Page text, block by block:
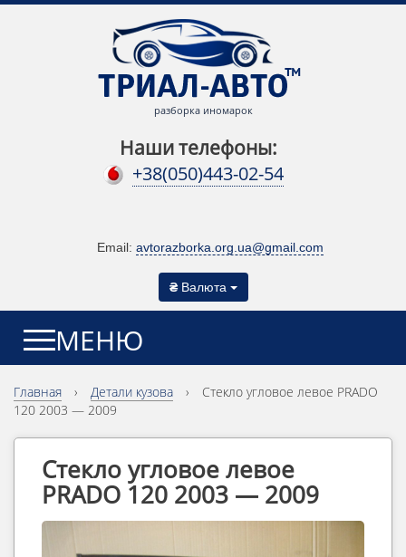
разборка иномарок
Наши телефоны:
+38(050)443-02-54
Email: avtorazborka.org.ua@gmail.com
₴ Валюта
МЕНЮ
Главная › Детали кузова ›
Стекло угловое левое PRADO
120 2003 — 2009
Стекло угловое левое
PRADO 120 2003 — 2009